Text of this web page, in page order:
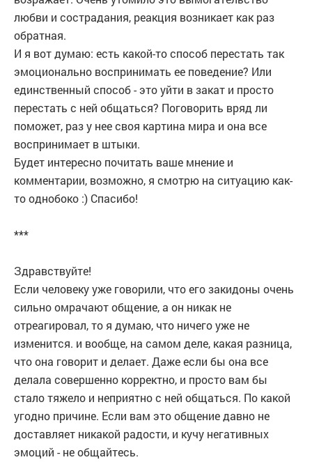
любви и сострадания, реакция возникает как раз
обратная.
И я вот думаю: есть какой-то способ перестать так
эмоционально воспринимать ее поведение? Или
единственный способ - это уйти в закат и просто
перестать с ней общаться? Поговорить вряд ли
поможет, раз у нее своя картина мира и она все
воспринимает в штыки.
Будет интересно почитать ваше мнение и
комментарии, возможно, я смотрю на ситуацию как-
то однобоко :) Спасибо!
***
Здравствуйте!
Если человеку уже говорили, что его закидоны очень
сильно омрачают общение, а он никак не
отреагировал, то я думаю, что ничего уже не
изменится. и вообще, на самом деле, какая разница,
что она говорит и делает. Даже если бы она все
делала совершенно корректно, и просто вам бы
стало тяжело и неприятно с ней общаться. По какой
угодно причине. Если вам это общение давно не
доставляет никакой радости, и кучу негативных
эмоций - не общайтесь.